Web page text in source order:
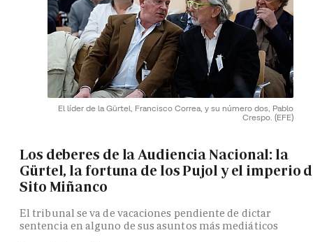
El líder de la Gürtel, Francisco Correa, y su número dos, Pablo
Crespo. (EFE)
Los deberes de la Audiencia Nacional: la
Gürtel, la fortuna de los Pujol y el imperio
Sito Miñanco
El tribunal se va de vacaciones pendiente de dictar
sentencia en alguno de sus asuntos más mediáticos